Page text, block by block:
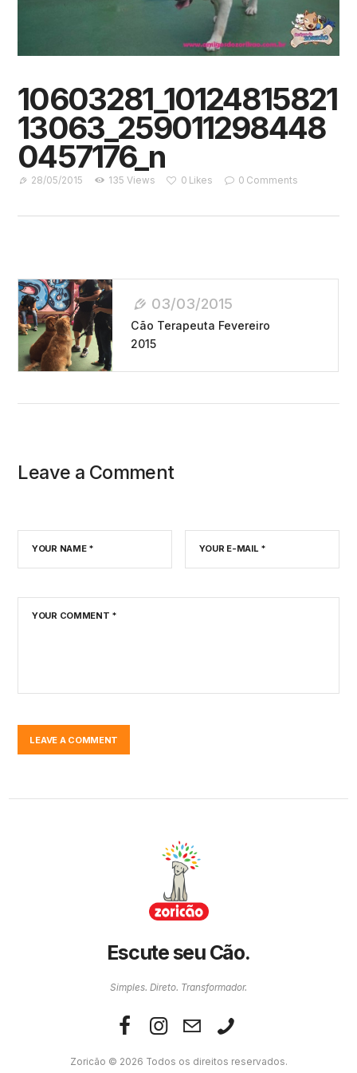
10603281_10124815821
13063_259011298448
0457176_n
28/05/2015 135 Views 0 Likes 0 Comments
Navegação
De
Post
03/03/2015
Cão Terapeuta Fevereiro
2015
Leave a Comment
Escute seu Cão.
Simples. Direto. Transformador.
Zoricão © 2026 Todos os direitos reservados.